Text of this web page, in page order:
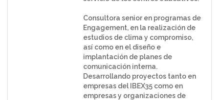
Consultora senior en programas de
Engagement, en la realización de
estudios de clima y compromiso,
así como en el diseño e
implantación de planes de
comunicación interna.
Desarrollando proyectos tanto en
empresas del IBEX35 como en
empresas y organizaciones de